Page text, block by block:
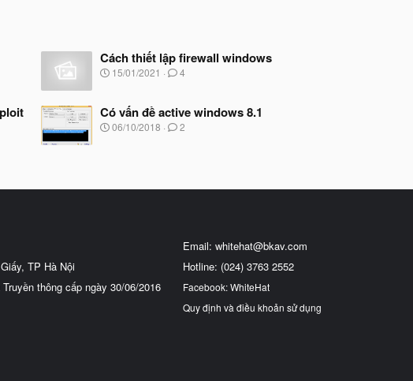
Cách thiết lập firewall windows
N
y
b
ắ
15/01/2021 4
Có vấn đề active windows 8.1
N
ắ
06/10/2018 2
TP Hà Nội
thông cấp ngày 30/06/2016
Email: whitehat@bkav.com
Hotline: (024) 3763 2552
Facebook: WhiteHat
Quy định và điều khoản sử dụng